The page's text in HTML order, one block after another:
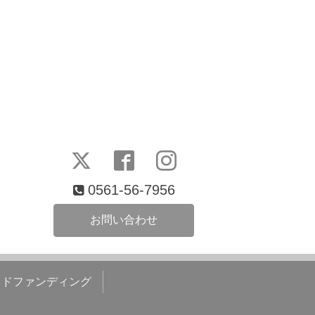
0561-56-7956
お問い合わせ
ファンディング